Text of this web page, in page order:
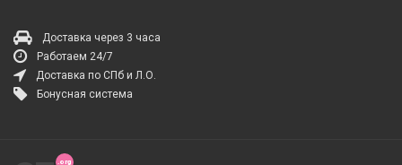
Доставка через 3 часа
Работаем 24/7
Доставка по СПб и Л.О.
Бонусная система